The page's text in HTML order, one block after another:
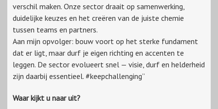
verschil maken. Onze sector draait op samenwerking,
duidelijke keuzes en het creëren van de juiste chemie
tussen teams en partners.
Aan mijn opvolger: bouw voort op het sterke fundament
dat er ligt, maar durf je eigen richting en accenten te
leggen. De sector evolueert snel — visie, durf en helderheid
zijn daarbij essentieel. #keepchallenging”
Waar kijkt u naar uit?